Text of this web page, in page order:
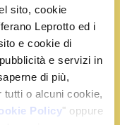
sito, cookie
Leprotto ed i
e cookie di
e servizi in
di più,
tutti o alcuni cookie,
Policy" oppure